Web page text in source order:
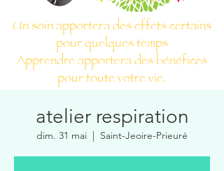
Un soin apportera des effets certains
pour quelques temps
Apprendre apportera des bénéfices
pour toute votre vie.
atelier respiration
dim. 31 mai
  |
Saint-Jeoire-Prieuré